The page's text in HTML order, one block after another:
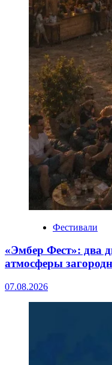
Фестивали
«Эмбер Фест»: два
атмосферы
07.08.2026